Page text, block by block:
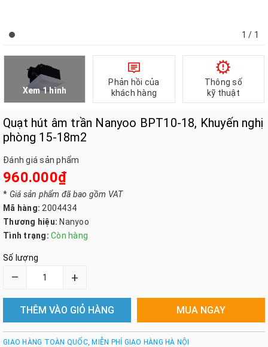
1 / 1
Xem 1 hình
Phản hồi của
khách hàng
Thông số
kỹ thuật
Quạt hút âm trần Nanyoo BPT10-18, Khuyến nghị
phòng 15-18m2
Đánh giá sản phẩm
960.000₫
* Giá sản phẩm đã bao gồm VAT
Mã hàng: 2004434
Thương hiệu: Nanyoo
Tình trạng: Còn hàng
Số lượng
– +
THÊM VÀO GIỎ HÀNG MUA NGAY
GIAO HÀNG TOÀN QUỐC, MIỄN PHÍ GIAO HÀNG HÀ NỘI